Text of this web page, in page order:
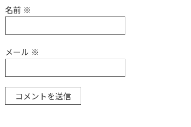
名前 ※
メール ※